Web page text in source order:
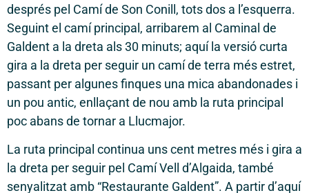
després pel Camí de Son Conill, tots dos a l’esquerra.
Seguint el camí principal, arribarem al Caminal de
Galdent a la dreta als 30 minuts; aquí la versió curta
gira a la dreta per seguir un camí de terra més estret,
passant per algunes finques una mica abandonades i
un pou antic, enllaçant de nou amb la ruta principal
poc abans de tornar a Llucmajor.
La ruta principal continua uns cent metres més i gira a
la dreta per seguir pel Camí Vell d’Algaida, també
senyalitzat amb “Restaurante Galdent”. A partir d’aquí